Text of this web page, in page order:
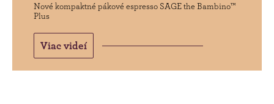
Nové kompaktné pákové espresso SAGE the Bambino™
Plus
Viac videí